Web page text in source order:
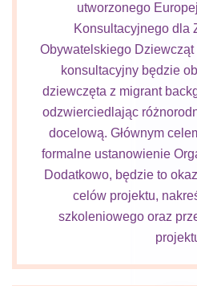
utworzonego
Konsultacyjnego dla
Obywatelskiego Dziewcząt
konsultacyjny będzie
dziewczęta z migrant
odzwierciedlając
docelową. Głównym
formalne ustanowienie
Dodatkowo, będzie to
celów projektu,
szkoleniowego oraz